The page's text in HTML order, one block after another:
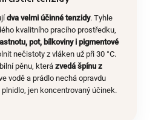
dva velmi účinné tenzidy. Tyhle
kvalitního pracího prostředku,
pot, bílkoviny i pigmentové
nečistoty z vláken už při 30 °C.
pěnu, která zvedá špínu z
ve vodě a prádlo nechá opravdu
jen koncentrovaný účinek.